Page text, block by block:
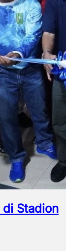
di Stadion